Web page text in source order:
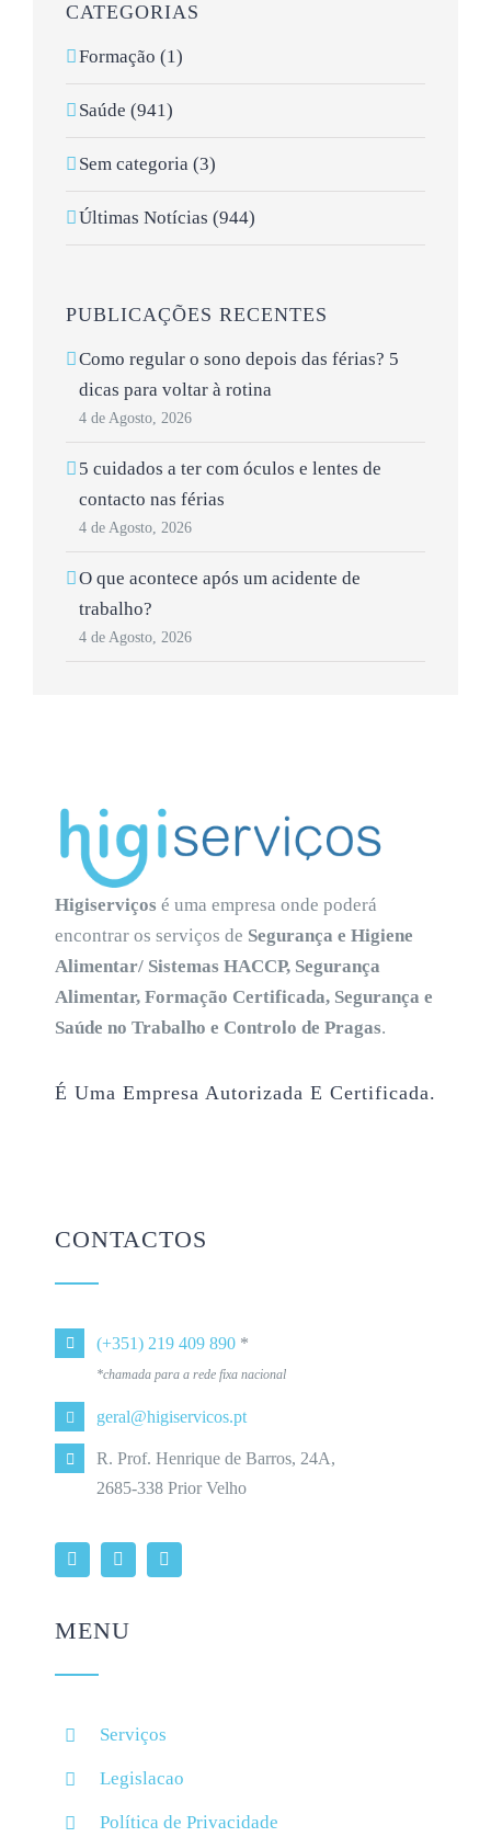
CATEGORIAS
Formação (1)
Saúde (941)
Sem categoria (3)
Últimas Notícias (944)
PUBLICAÇÕES RECENTES
Como regular o sono depois das férias? 5
dicas para voltar à rotina
4 de Agosto, 2026
5 cuidados a ter com óculos e lentes de
contacto nas férias
4 de Agosto, 2026
O que acontece após um acidente de
trabalho?
4 de Agosto, 2026
Higiserviços é uma empresa onde poderá
encontrar os serviços de Segurança e Higiene
Alimentar/ Sistemas HACCP, Segurança
Alimentar, Formação Certificada, Segurança e
Saúde no Trabalho e Controlo de Pragas.
É Uma Empresa Autorizada E Certificada.
CONTACTOS
(+351) 219 409 890 *
*chamada para a rede fixa nacional
geral@higiservicos.pt
R. Prof. Henrique de Barros, 24A,
2685-338 Prior Velho
MENU
Serviços
Legislacao
Política de Privacidade